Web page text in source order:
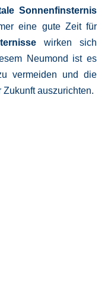
Sonnenfinsternis
eine gute Zeit für
wirken sich
Neumond ist es
vermeiden und die
auszurichten.